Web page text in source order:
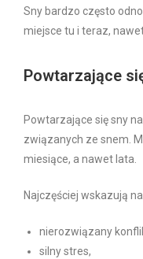
Sny bardzo często
miejsce tu i teraz,
Powtarzające
Powtarzające się sny
związanych ze snem.
miesiące, a nawet lata.
Najczęściej wskazują
nierozwiązany
silny stres,